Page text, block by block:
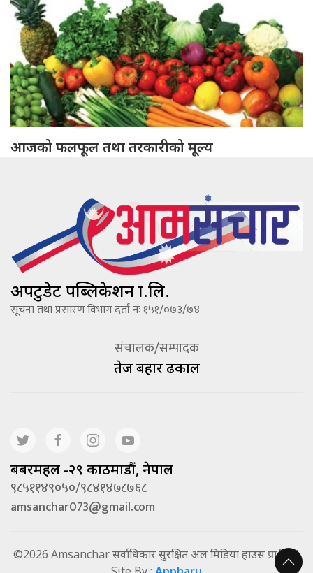
आजको फलफूल तथा तरकारीको मूल्य
अपटुडेट पब्लिकेशन प्रा.लि.
सूचना तथा प्रसारण विभाग दर्ता नंः १५१/०७३/७४
संचालक/सम्पादक
तेज बहादूर ढकाल
बबरमहल -२९ काठमाडौं, नेपाल
९८५११४९०५०/९८४१४७८७६८
amsanchar073@gmail.com
©2026 Amsanchar सर्वाधिकार सुरक्षित अल मिडिया हाउस प्रा.लि. |